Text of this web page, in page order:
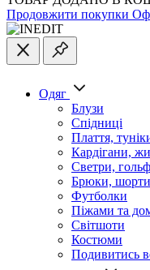
Продовжити покупки
Одяг
Блузи
Спідниці
Плаття,
Кардігани,
Светри,
Брюки, шорти
Футболки
Піжами та
Світшоти
Костюми
Подивитись